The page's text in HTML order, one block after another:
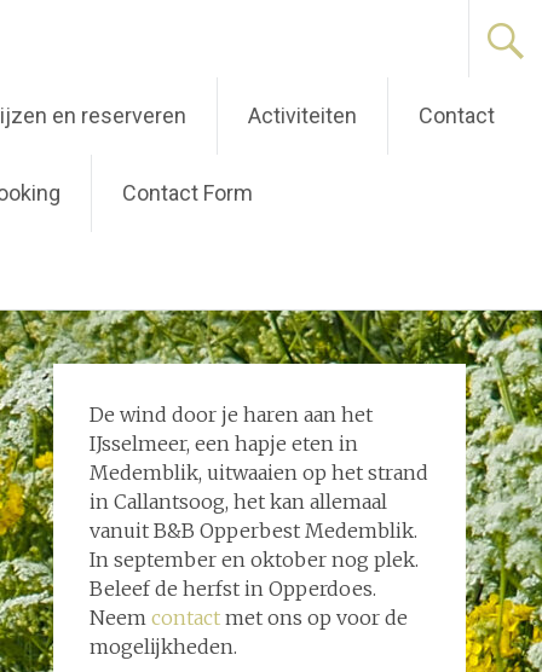
en reserveren Activiteiten Contact
Contact Form
De wind door je haren aan het
IJsselmeer, een hapje eten in
Medemblik, uitwaaien op het strand
in Callantsoog, het kan allemaal
vanuit B&B Opperbest Medemblik.
In september en oktober nog plek.
Beleef de herfst in Opperdoes.
Neem contactmet ons op voor de
mogelijkheden.